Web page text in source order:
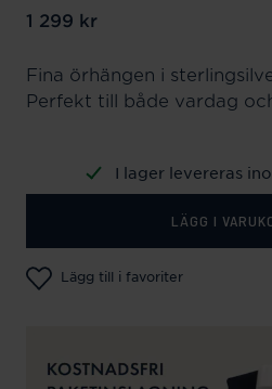
Pris:1 299 kr
1 299 kr
Fina örhängen i
Perfekt till både vardag
I lager levereras
LÄGG I
Lägg till i favoriter